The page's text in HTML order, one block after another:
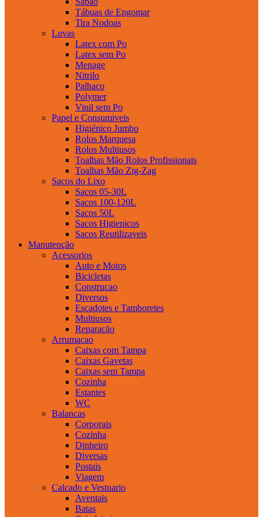
Tábuas de Engomar
Tira Nodoas
Luvas
Latex com Po
Latex sem Po
Menage
Nitrilo
Palhaco
Polymer
Vinil sem Po
Papel e Consumiveis
Higiénico Jumbo
Rolos Marquesa
Rolos Multiusos
Toalhas Mão Rolos Profissionais
Toalhas Mão Zig-Zag
Sacos do Lixo
Sacos 05-30L
Sacos 100-120L
Sacos 50L
Sacos Higienicos
Sacos Reutilizaveis
Manutenção
Acessorios
Auto e Motos
Bicicletas
Construcao
Diversos
Escadotes e Tamboretes
Multiusos
Reparação
Arrumacao
Caixas com Tampa
Caixas Gavetas
Caixas sem Tampa
Cozinha
Estantes
WC
Balancas
Corporais
Cozinha
Dinheiro
Diversas
Postais
Viagem
Calcado e Vestuario
Aventais
Batas